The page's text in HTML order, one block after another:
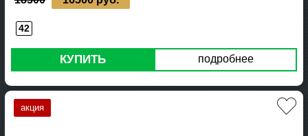
42
подробнее
КУПИТЬ